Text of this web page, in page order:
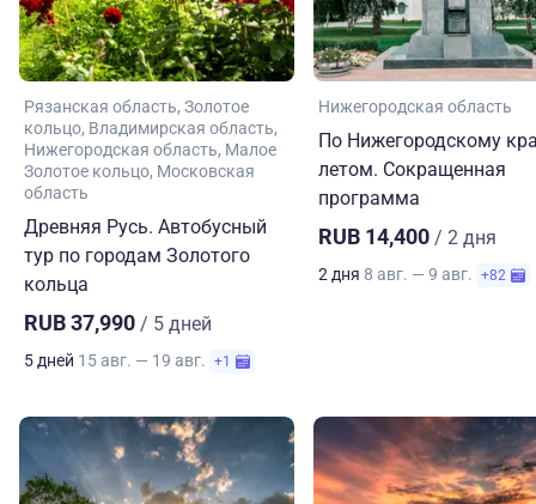
Рязанская область Золотое
кольцо Владимирская область
Нижегородская область Малое
Золотое кольцо Московская
область
Древняя Русь. Автобусный
тур по городам Золотого
кольца
RUB 37,990 / 5 дней
5 дней 15 авг. — 19 авг. +1
Нижегородская область
По Нижегородскому
летом. Сокращенная
программа
RUB 14,400 / 2 дня
2 дня 8 авг. — 9 авг. +82